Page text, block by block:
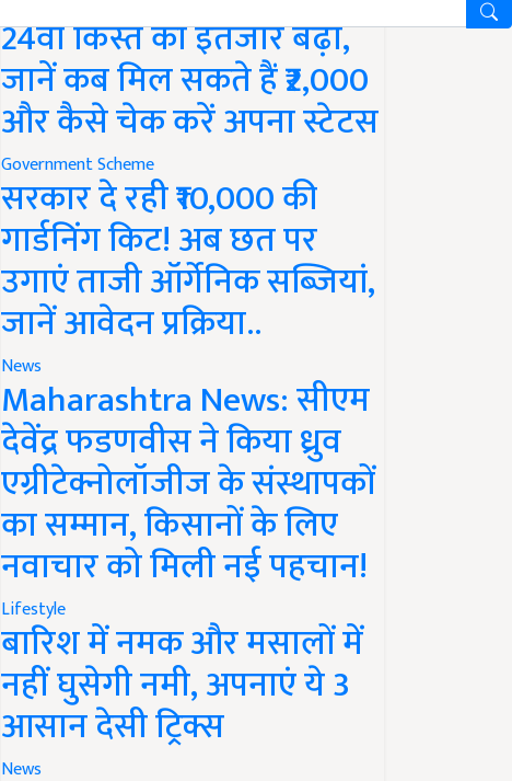
24वीं किस्त का इंतजार बढ़ा,
जानें कब मिल सकते हैं ₹2,000
और कैसे चेक करें अपना स्टेटस
Government Scheme
सरकार दे रही ₹10,000 की
गार्डनिंग किट! अब छत पर
उगाएं ताजी ऑर्गेनिक सब्जियां,
जानें आवेदन प्रक्रिया..
News
Maharashtra News: सीएम
देवेंद्र फडणवीस ने किया ध्रुव
एग्रीटेक्नोलॉजीज के संस्थापकों
का सम्मान, किसानों के लिए
नवाचार को मिली नई पहचान!
Lifestyle
बारिश में नमक और मसालों में
नहीं घुसेगी नमी, अपनाएं ये 3
आसान देसी ट्रिक्स
News